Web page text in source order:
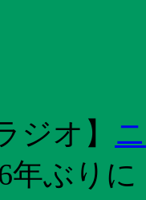
ジオ 】
年ぶり